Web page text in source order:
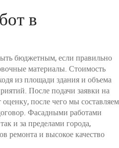
в
бюджетным, если правильно
материалы. Стоимость
из площади здания и объема
После подачи заявки на
после чего мы составляем
Фасадными работами
и за пределами города,
ремонта и высокое качество